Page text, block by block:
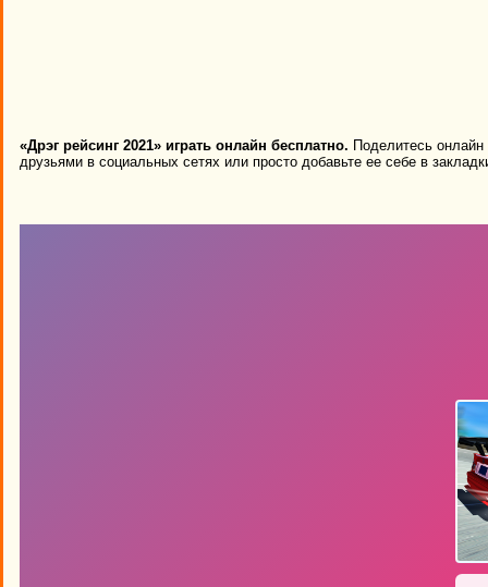
«Дрэг рейсинг 2021» играть онлайн бесплатно. Поделитесь
друзьями в социальных сетях или просто добавьте ее себе в